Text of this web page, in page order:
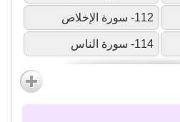
112- سورة الإخلاص
114- سورة الناس